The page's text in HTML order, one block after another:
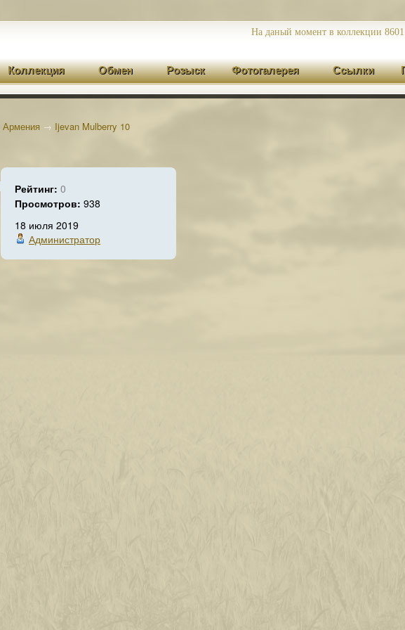
На даный момент в коллекции 8601
Коллекция Обмен Розыск Фотогалерея Ссылки
Армения → Ijevan Mulberry 10
Рейтинг: 0
Просмотров: 938
18 июля 2019
Администратор